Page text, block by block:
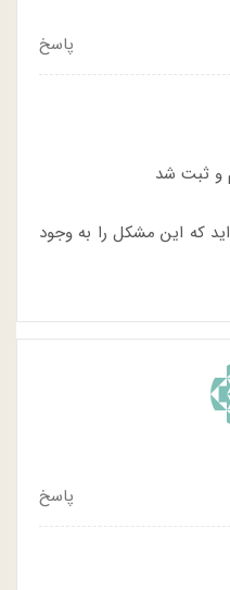
پاسخ
و ثبت شد
که این مشکل را به وجود
پاسخ